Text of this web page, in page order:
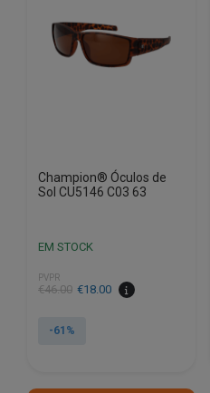
Champion® Óculos de
Sol CU5146 C03 63
EM STOCK
PVPR
€46.00
O
original
€18.00
O
atual
-61%